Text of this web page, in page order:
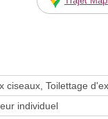
ciseaux, Toilettage
individuel